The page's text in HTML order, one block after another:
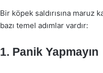
Bir köpek saldırısına maruz
bazı temel adımlar vardır:
1. Panik Yapmayın